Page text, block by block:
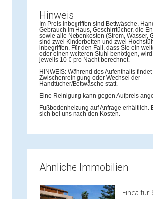
Hinweis
Im Preis inbegriffen sind Bettwäsche,
Gebrauch im Haus, Geschirrtücher, die
sowie alle Nebenkosten (Strom, Wasser,
sind zwei Kinderbetten und zwei
inbegriffen. Für den Fall, dass Sie ein
oder einen weiteren Stuhl benötigen,
jeweils 10 € pro Nacht berechnet.
HINWEIS: Während des Aufenthalts findet
Zwischenreinigung oder Wechsel der
Handtücher/Bettwäsche statt.
Eine Reinigung kann gegen Aufpreis
Fußbodenheizung auf Anfrage erhältlich.
sich bei uns nach den Kosten.
Ähnliche Immobilien
Finca für